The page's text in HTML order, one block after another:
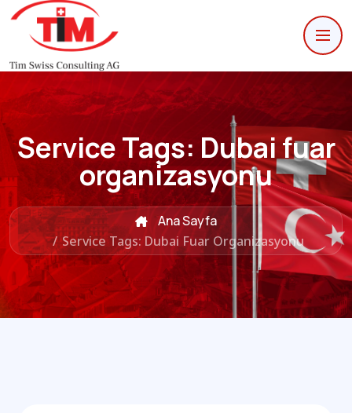
Service Tags:Dubai fuar
organizasyonu
Ana Sayfa
/Service Tags: Dubai Fuar Organizasyonu